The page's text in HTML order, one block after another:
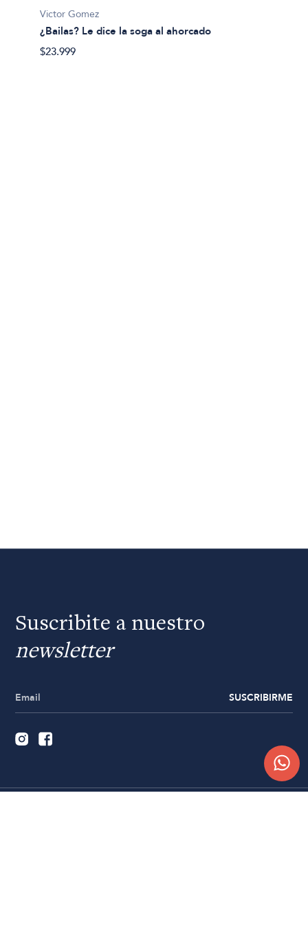
Victor Gomez
¿Bailas? Le dice la soga al ahorcado
$23.999
Suscribite a nuestro
newsletter
SUSCRIBIRME